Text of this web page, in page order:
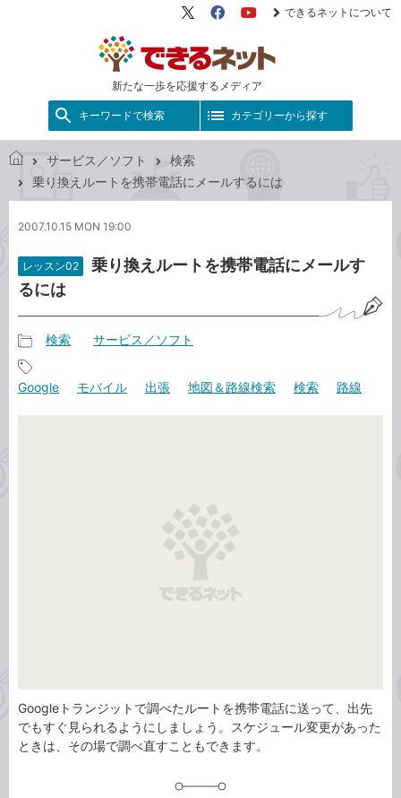
新たな一歩を応援するメディア
X（旧
FacebookYouTube
できるネットについて
キーワードで検索 カテゴリーから探す
で
ネ
ト
サービス／ソフト
検索
乗り換えルートを携帯電話にメールするには
2007.10.15 MON 19:00
レッスン02
乗り換えルートを携帯電話にメールす
るには
カ
テ
検索 サービス／ソフト
記
Google モバイル 出張 地図＆路線検索 検索 路線
Googleトランジットで調べたルートを携帯電話に送って、出先
でもすぐ見られるようにしましょう。スケジュール変更があった
ときは、その場で調べ直すこともできます。